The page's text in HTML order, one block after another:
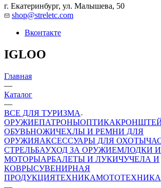
г. Екатеринбург, ул. Малышева, 50
shop@streletc.com
Вконтакте
IGLOO
Главная
—
Каталог
—
ВСЕ ДЛЯ ТУРИЗМА
ОРУЖИЕПАТРОНЫОПТИКА
ОБУВЬНОЖИЧЕХЛЫ И РЕМНИ ДЛЯ
ОРУЖИЯАКСЕССУАРЫ ДЛЯ ОХОТЫ
СТРЕЛЬБАУХОД ЗА ОРУЖИЕМЛОДКИ И
МОТОРЫАРБАЛЕТЫ И ЛУКИЧУЧЕЛА И
КОВРЫСУВЕНИРНАЯ
ПРОДУКЦИЯТЕХНИКАМОТОТЕХНИКА